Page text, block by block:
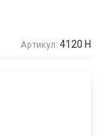
Артикул: 4120 Н